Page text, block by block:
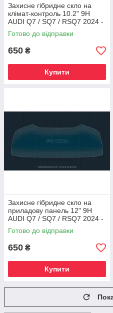
Захисне гібридне скло на
клімат-контроль 10.2" 9H
AUDI Q7 / SQ7 / RSQ7 2024 -
Готово до відправки
650 ₴
Купити
Захисне гібридне скло на
приладову панель 12" 9H
AUDI Q7 / SQ7 / RSQ7 2024 -
Готово до відправки
650 ₴
Купити